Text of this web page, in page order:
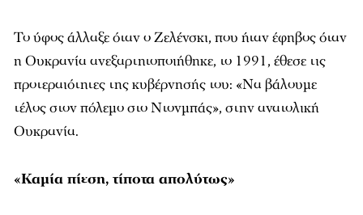
Το ύφος άλλαξε όταν ο Ζελένσκι, που ήταν έφηβος όταν
η Ουκρανία ανεξαρτητοποιήθηκε, το 1991, έθεσε τις
προτεραιότητες της κυβέρνησής του: «Να βάλουμε
τέλος στον πόλεμο στο Ντονμπάς», στην ανατολική
Ουκρανία.
«Καμία πίεση, τίποτα απολύτως»